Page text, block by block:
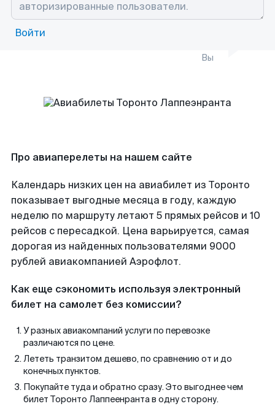
Войти
Вы
Про авиаперелеты на нашем сайте
Календарь низких цен на авиабилет из Торонто
показывает выгодные месяца в году, каждую
неделю по маршруту летают 5 прямых рейсов и 10
рейсов с пересадкой. Цена варьируется, самая
дорогая из найденных пользователями 9000
рублей авиакомпанией Аэрофлот.
Как еще сэкономить используя электронный
билет на самолет без комиссии?
У разных авиакомпаний услуги по перевозке
различаются по цене.
Лететь транзитом дешево, по сравнению от и до
конечных пунктов.
Покупайте туда и обратно сразу. Это выгоднее чем
билет Торонто Лаппеенранта в одну сторону.